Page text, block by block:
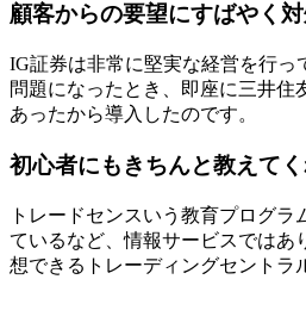
顧客からの要望にすばやく
IG証券は非常に堅実な経営を行
問題になったとき、即座に三井住
あったから導入したのです。
初心者にもきちんと教えて
トレードセンスいう教育プログ
ているなど、情報サービスではあ
想できるトレーディングセントラ